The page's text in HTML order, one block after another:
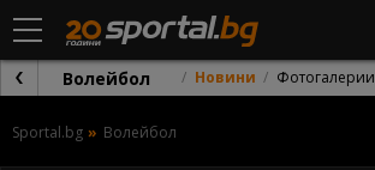
Волейбол Новини Фотогалерии
Sportal.bg Волейбол